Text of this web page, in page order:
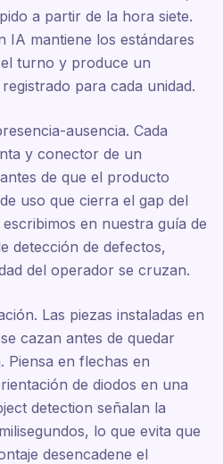
a partir de la hora siete.
IA mantiene los estándares
turno y produce un
para cada unidad.
ausencia. Cada
y conector de un
de que el producto
uso que cierra el gap del
en nuestra guía de
detección de defectos,
del operador se cruzan.
Las piezas instaladas en
cazan antes de quedar
Piensa en flechas en
de diodos en una
detection señalan la
lo que evita que
desencadene el